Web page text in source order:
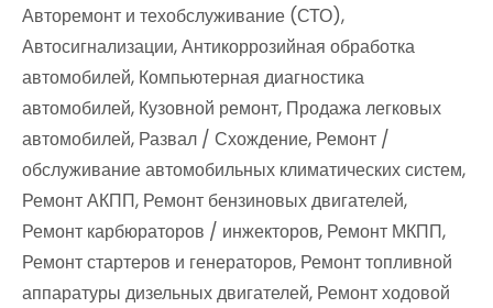
Авторемонт и техобслуживание (СТО),
Автосигнализации, Антикоррозийная обработка
автомобилей, Компьютерная диагностика
автомобилей, Кузовной ремонт, Продажа легковых
автомобилей, Развал / Схождение, Ремонт /
обслуживание автомобильных климатических систем,
Ремонт АКПП, Ремонт бензиновых двигателей,
Ремонт карбюраторов / инжекторов, Ремонт МКПП,
Ремонт стартеров и генераторов, Ремонт топливной
аппаратуры дизельных двигателей, Ремонт ходовой